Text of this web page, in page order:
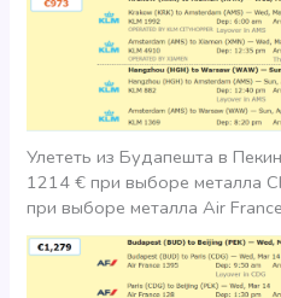
Улететь из Будапешта в
1214 € при выборе металла
при выборе металла Air